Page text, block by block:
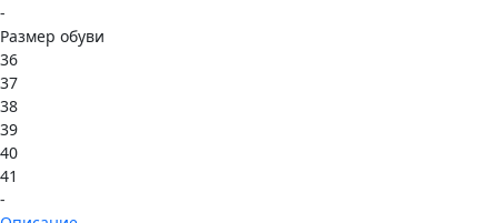
-
Размер обуви
36
37
38
39
40
41
-